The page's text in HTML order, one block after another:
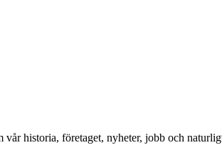
historia, företaget, nyheter, jobb och